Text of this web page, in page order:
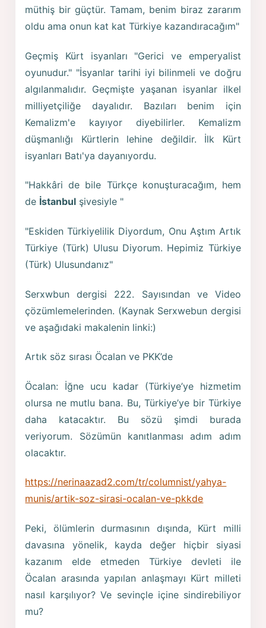
müthiş bir güçtür. Tamam, benim biraz zararım
oldu ama onun kat kat Türkiye kazandıracağım"
Geçmiş Kürt isyanları "Gerici ve emperyalist
oyunudur." "İsyanlar tarihi iyi bilinmeli ve doğru
algılanmalıdır. Geçmişte yaşanan isyanlar ilkel
milliyetçiliğe dayalıdır. Bazıları benim için
Kemalizm'e kayıyor diyebilirler. Kemalizm
düşmanlığı Kürtlerin lehine değildir. İlk Kürt
isyanları Batı'ya dayanıyordu.
"Hakkâri de bile Türkçe konuşturacağım, hem
de İstanbul şivesiyle "
"Eskiden Türkiyelilik Diyordum, Onu Aştım Artık
Türkiye (Türk) Ulusu Diyorum. Hepimiz Türkiye
(Türk) Ulusundanız"
Serxwbun dergisi 222. Sayısından ve Video
çözümlemelerinden. (Kaynak Serxwebun dergisi
ve aşağıdaki makalenin linki:)
Artık söz sırası Öcalan ve PKK’de
Öcalan: İğne ucu kadar (Türkiye’ye hizmetim
olursa ne mutlu bana. Bu, Türkiye’ye bir Türkiye
daha katacaktır. Bu sözü şimdi burada
veriyorum. Sözümün kanıtlanması adım adım
olacaktır.
https://nerinaazad2.com/tr/columnist/yahya-
munis/artik-soz-sirasi-ocalan-ve-pkkde
Peki, ölümlerin durmasının dışında, Kürt milli
davasına yönelik, kayda değer hiçbir siyasi
kazanım elde etmeden Türkiye devleti ile
Öcalan arasında yapılan anlaşmayı Kürt milleti
nasıl karşılıyor? Ve sevinçle içine sindirebiliyor
mu?